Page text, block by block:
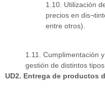
1.10. Utilización
precios en
entre otros).
1.11. Cumplimentación
gestión de distintos
UD2. Entrega de productos